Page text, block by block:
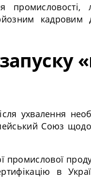
кадровим
ухвалення
Союз
промислової
в